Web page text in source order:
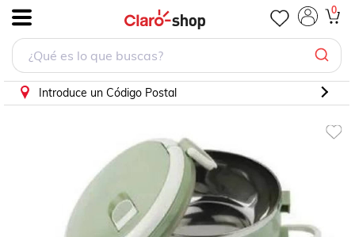
0
Introduce un Código Postal
Lonchera Portaviandas 3 Contenedores Comida